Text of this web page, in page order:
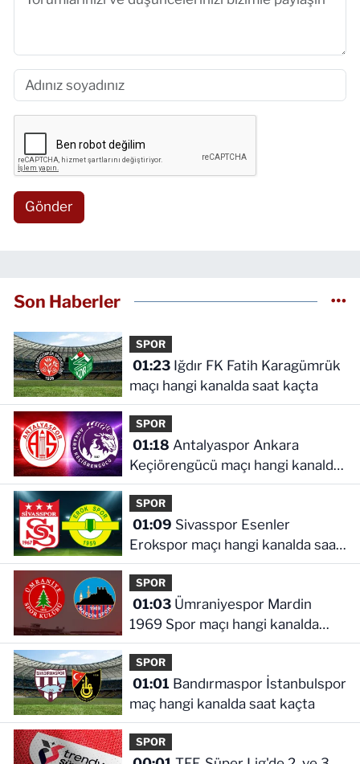
Gönder
Son Haberler
SPOR
01:23Iğdır FK Fatih Karagümrük
maçı hangi kanalda saat kaçta
SPOR
01:18
Keçiörengücü maçı hangi kanalda
saat kaçta
SPOR
01:09
Erokspor maçı hangi kanalda saat
kaçta
SPOR
01:03Ümraniyespor Mardin
1969 Spor maçı hangi kanalda
saat kaçta!
SPOR
01:01
maç hangi kanalda saat kaçta
SPOR